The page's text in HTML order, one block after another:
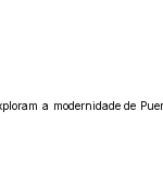
a modernidade de